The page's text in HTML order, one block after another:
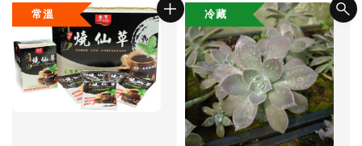
常溫 冷藏